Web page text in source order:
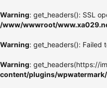
Warning: get_headers(): SSL
/www/wwwroot/
Warning: get_headers(): Failed
Warning: get_headers(https://
content/plugins/